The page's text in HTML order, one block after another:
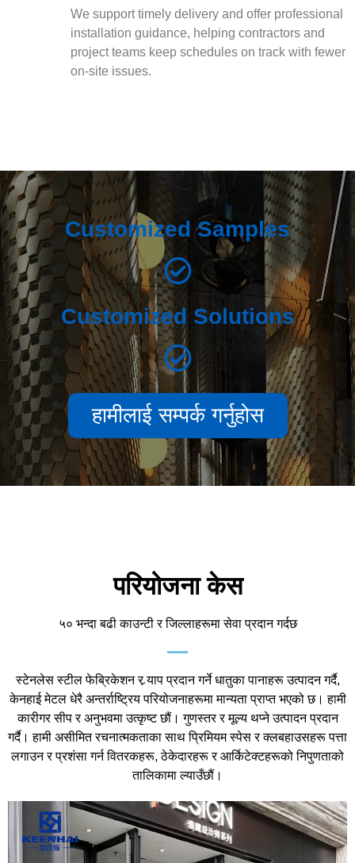
We support timely delivery and offer professional
installation guidance, helping contractors and
project teams keep schedules on track with fewer
on-site issues.
Customized Samples
Customized Solutions
हामीलाई सम्पर्क गर्नुहोस
परियोजना केस
५० भन्दा बढी काउन्टी र जिल्लाहरूमा सेवा प्रदान गर्दछ
स्टेनलेस स्टील फेब्रिकेशन र र्‍याप प्रदान गर्ने धातुका पानाहरू उत्पादन गर्दै,
केनहाई मेटल धेरै अन्तर्राष्ट्रिय परियोजनाहरूमा मान्यता प्राप्त भएको छ। हामी
कारीगर सीप र अनुभवमा उत्कृष्ट छौं। गुणस्तर र मूल्य थप्ने उत्पादन प्रदान
गर्दै। हामी असीमित रचनात्मकताका साथ प्रिमियम स्पेस र क्लबहाउसहरू पत्ता
लगाउन र प्रशंसा गर्न वितरकहरू, ठेकेदारहरू र आर्किटेक्टहरूको निपुणताको
तालिकामा ल्याउँछौं।